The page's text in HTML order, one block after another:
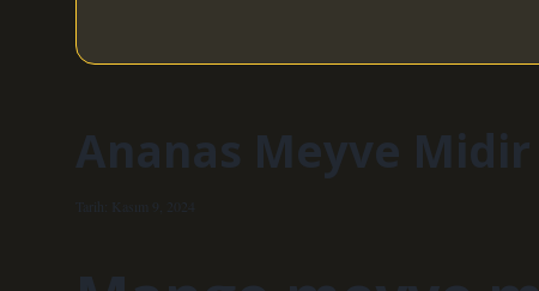
Ananas Meyve Midir
Tarih: Kasım 9, 2024